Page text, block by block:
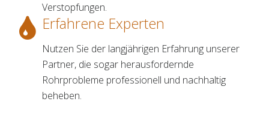
Verstopfungen.
Erfahrene Experten
Nutzen Sie der langjährigen Erfahrung unserer
Partner, die sogar herausfordernde
Rohrprobleme professionell und nachhaltig
beheben.